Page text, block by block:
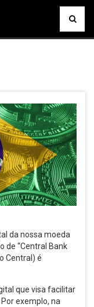
da nossa moeda
de “Central Bank
Central) é
que visa facilitar
exemplo, na